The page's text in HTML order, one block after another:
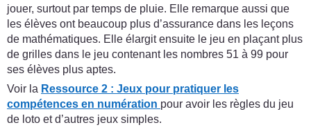
jouer, surtout par temps de pluie. Elle remarque aussi que
les élèves ont beaucoup plus d’assurance dans les leçons
de mathématiques. Elle élargit ensuite le jeu en plaçant plus
de grilles dans le jeu contenant les nombres 51 à 99 pour
ses élèves plus aptes.
Voir la Ressource 2 : Jeux pour pratiquer les
compétences en numération pour avoir les règles du jeu
de loto et d’autres jeux simples.